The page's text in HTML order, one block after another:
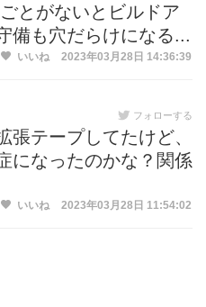
とがないとビルドア
備も穴だらけになる...
いいね 2023年03月28日 14:36:39
フォローする
張テープしてたけど、
になったのかな？関係
いいね 2023年03月28日 11:54:02